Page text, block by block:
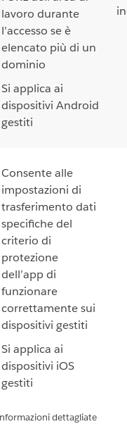
lavoro durante
l'accesso se è
elencato più di un
dominio
Si applica ai
dispositivi Android
gestiti
Consente alle
impostazioni di
trasferimento dati
specifiche del
criterio di
protezione
dell’app di
funzionare
correttamente sui
dispositivi gestiti
Si applica ai
dispositivi iOS
gestiti
dettagliate